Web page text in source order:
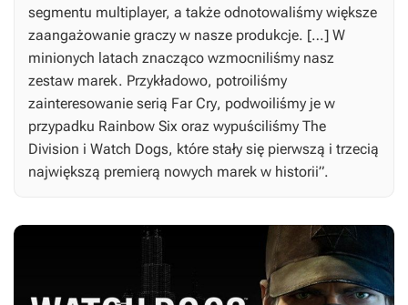
segmentu multiplayer, a także odnotowaliśmy większe
zaangażowanie graczy w nasze produkcje. […] W
minionych latach znacząco wzmocniliśmy nasz
zestaw marek. Przykładowo, potroiliśmy
zainteresowanie serią Far Cry, podwoiliśmy je w
przypadku Rainbow Six oraz wypuściliśmy The
Division i Watch Dogs, które stały się pierwszą i trzecią
największą premierą nowych marek w historii”.